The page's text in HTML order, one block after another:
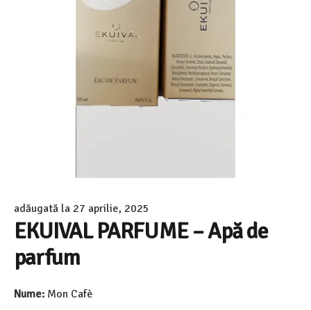
adăugată la 27 aprilie, 2025
EKUIVAL PARFUME – Apă de
parfum
Nume: Mon Cafè